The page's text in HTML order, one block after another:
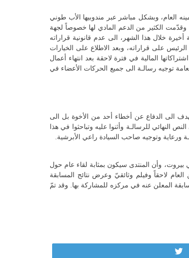
العام، وبشكل مباشر عبر مندوبيها الأب طوني
وقدّمت الكثير من الدعم المادي لها خصوصاً لجهة
خلال هذا الشهر، الى عدم قانونية قراراته
على قراراته، وبعد الاطلاع على الخيارات
المالية في فترة لاحقة بعد انتهاء أعمال
توجيه رسالـة الى جميع الحركات الأعضاء في
الى الدفاع عن أخطاء أحد من الأخوة بل الى
النهائي للرسالـة وأثنوا عليه وتباحثوا في هذا
ورعاية وتوجيه صاحب السيادة راعي الأبرشية.
بولس بندلي: الراعي المتلمِذ” هو في الرابع من نيسان 2009 في قصر الاونيسكو في بيروت، وأن المنتدى سيكون بمثابة لقاء عام حول
لاحقاً وفيلم وثائقيّ وعرض نتائج المسابقة
المعلن عنه في مركزه للمشاركة بها. وقد تمّ